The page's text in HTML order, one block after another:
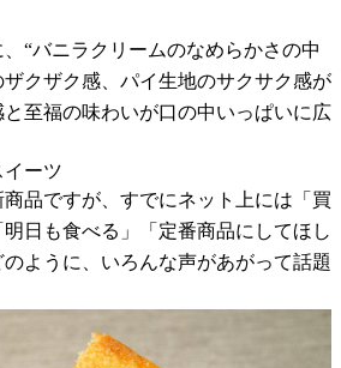
“バニラクリームのなめらかさの中
クザク感、パイ生地のサクサク感が
至福の味わいが口の中いっぱいに広
ーツ
品ですが、すでにネット上には「買
日も食べる」「定番商品にしてほし
ように、いろんな声があがって話題